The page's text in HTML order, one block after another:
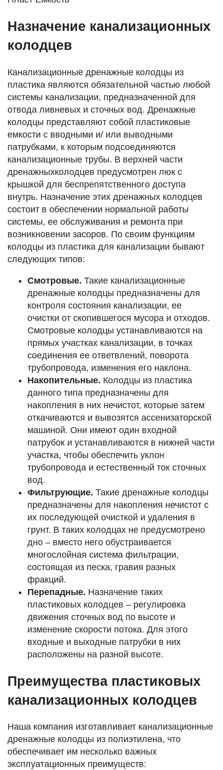
Назначение канализационных
колодцев
Канализационные дренажные колодцы из
пластика являются обязательной частью любой
системы канализации, предназначенной для
отвода ливневых и сточных вод. Дренажные
колодцы представляют собой пластиковые
емкости с вводными и/ или выводными
патрубками, к которым подсоединяются
канализационные трубы. В верхней части
дренажныхколодцев предусмотрен люк с
крышкой для беспрепятственного доступа
внутрь. Назначение этих дренажных колодцев
состоит в обеспечении нормальной работы
системы, ее обслуживания и ремонта при
возникновении засоров. По своим функциям
колодцы из пластика для канализации бывают
следующих типов:
Смотровые. Такие канализационные
дренажные колодцы предназначены для
контроля состояния канализации, ее
очистки от скопившегося мусора и отходов.
Смотровые колодцы устанавливаются на
прямых участках канализации, в точках
соединения ее ответвлений, поворота
трубопровода, изменения его наклона.
Накопительные. Колодцы из пластика
данного типа предназначены для
накопления в них нечистот, которые затем
откачиваются и вывозятся ассенизаторской
машиной. Они имеют один входной
патрубок и устанавливаются в нижней части
участка, чтобы обеспечить уклон
трубопровода и естественный ток сточных
вод.
Фильтрующие. Такие дренажные колодцы
предназначены для накопления нечистот с
их последующей очисткой и удаления в
грунт. В таких колодцах не предусмотрено
дно – вместо него обустраивается
многослойная система фильтрации,
состоящая из песка, гравия разных
фракций.
Перепадные. Назначение таких
пластиковых колодцев – регулировка
движения сточных вод по высоте и
изменение скорости потока. Для этого
входные и выходные патрубки в них
расположены на разной высоте.
Преимущества пластиковых
канализационных колодцев
Наша компания изготавливает канализационные
дренажные колодцы из полиэтилена, что
обеспечивает им несколько важных
эксплуатационных преимуществ: